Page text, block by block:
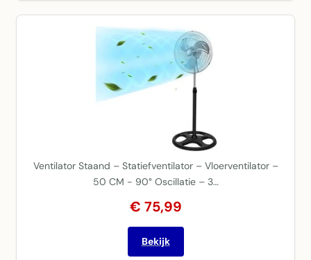
Ventilator Staand – Statiefventilator – Vloerventilator –
50 CM - 90° Oscillatie – 3…
€ 75,99
Bekijk